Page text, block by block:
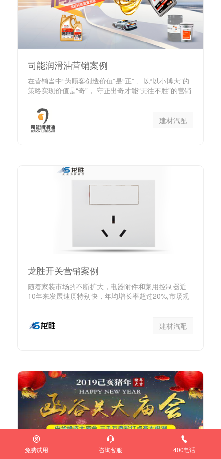
免费试用 咨询客服 400电话
司能润滑油营销案例
在营销当中“为顾客创造价值”是“正”， 以“以小博大”的
策略实现价值是“奇”， 守正出奇才能“无往不胜”的营销
建材汽配
龙胜开关营销案例
随着家装市场的不断扩大，电器附件和家用控制器近
10年来发展速度特别快，年均增长率超过20%,市场规
建材汽配